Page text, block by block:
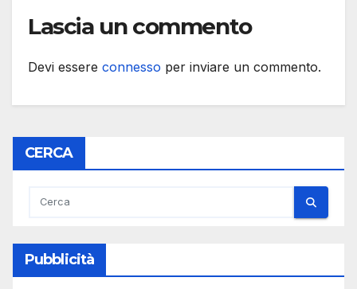
Lascia un commento
Devi essere connesso per inviare un commento.
CERCA
Pubblicità